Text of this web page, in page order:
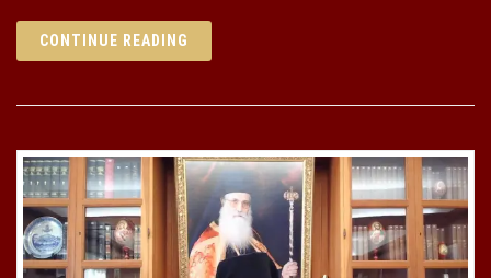
CONTINUE READING